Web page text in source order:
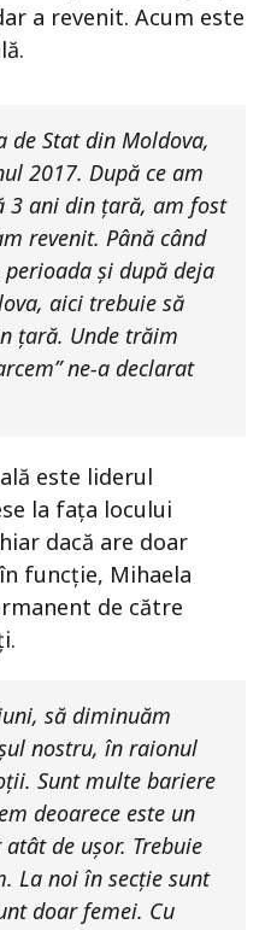
a revenit. Acum este
de Stat din Moldova,
2017. După ce am
3 ani din țară, am fost
revenit. Până când
și după deja
aici trebuie să
țară. Unde trăim
ne-a declarat
este liderul
la fața locului
dacă are doar
funcție, Mihaela
de către
să diminuăm
nostru, în raionul
Sunt multe bariere
deoarece este un
de ușor. Trebuie
La noi în secție sunt
doar femei. Cu